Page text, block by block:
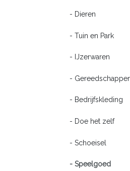
- Dieren
- Tuin en Park
- IJzerwaren
-
- Bedrijfskleding
- Doe het zelf
- Schoeisel
- Speelgoed